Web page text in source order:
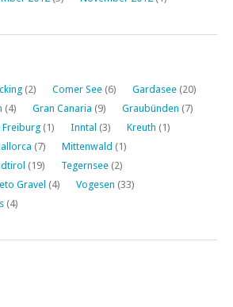
(2) Comer See (6) Gardasee (20)
(4) Gran Canaria (9) Graubünden (7)
Freiburg (1) Inntal (3) Kreuth (1)
(7) Mittenwald (1)
(19) Tegernsee (2)
Gravel (4) Vogesen (33)
(4)